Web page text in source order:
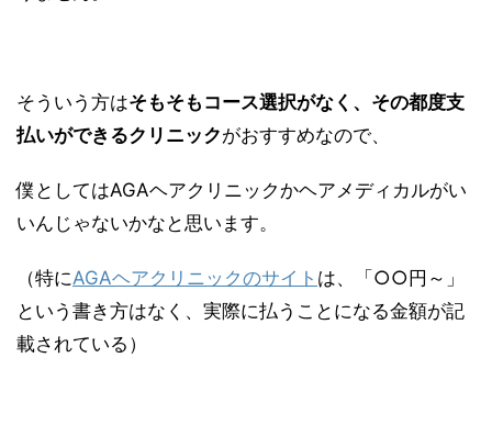
そういう方はそもそもコース選択がなく、その都度支
払いができるクリニックがおすすめなので、
僕としてはAGAヘアクリニックかヘアメディカルがい
いんじゃないかなと思います。
（特にAGAヘアクリニックのサイト は、「○○円～」
という書き方はなく、実際に払うことになる金額が記
載されている）